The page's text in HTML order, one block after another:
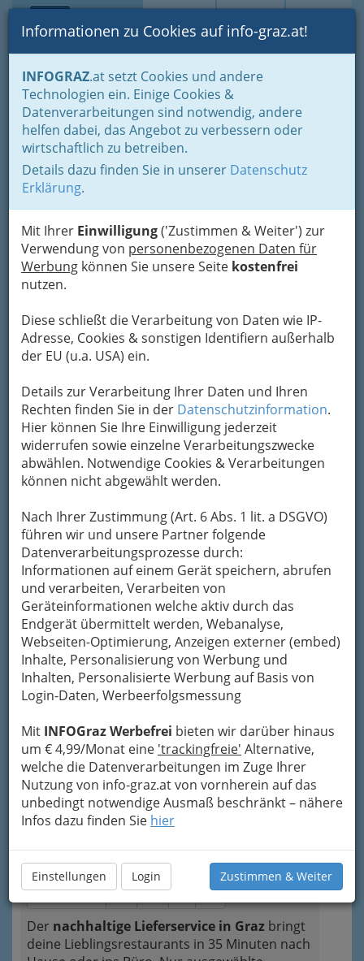
Suche Login Toggle
Informationen zu Cookies auf info-graz.at!
INFOGRAZ.at setzt Cookies und andere
Technologien ein. Einige Cookies &
Datenverarbeitungen sind notwendig, andere
helfen dabei, das Angebot zu verbessern oder
wirtschaftlich zu betreiben.
Details dazu finden Sie in unserer Datenschutz
Erklärung.
Mit Ihrer Einwilligung('Zustimmen & Weiter') zur
Verwendung von personenbezogenen Daten für
Werbung können Sie unsere Seite kostenfrei
nutzen.
Diese schließt die Verarbeitung von Daten wie IP-
Adresse, Cookies & sonstigen Identifiern außerhalb
der EU (u.a. USA) ein.
Details zur Verarbeitung Ihrer Daten und Ihren
Rechten finden Sie in der Datenschutzinformation.
Hier können Sie Ihre Einwilligung jederzeit
widerrufen sowie einzelne Verarbeitungszwecke
abwählen. Notwendige Cookies & Verarbeitungen
können nicht abgewählt werden.
Nach Ihrer Zustimmung (Art. 6 Abs. 1 lit. a DSGVO)
führen wir und unsere Partner folgende
Datenverarbeitungsprozesse durch:
Informationen auf einem Gerät speichern, abrufen
und verarbeiten, Verarbeiten von
Geräteinformationen welche aktiv durch das
Endgerät übermittelt werden, Webanalyse,
Webseiten-Optimierung, Anzeigen externer (embed)
Inhalte, Personalisierung von Werbung und
Inhalten, Personalisierte Werbung auf Basis von
Login-Daten, Werbeerfolgsmessung
Mit INFOGraz Werbefrei bieten wir darüber hinaus
um € 4,99/Monat eine 'trackingfreie' Alternative,
welche die Datenverarbeitungen im Zuge Ihrer
Nutzung von info-graz.at von vornherein auf das
unbedingt notwendige Ausmaß beschränkt – nähere
Infos dazu finden Sie hier
Einstellungen Login Zustimmen & Weiter
Home Branchen
Einkaufen & Schenken - der Handel
Der Handel nach WKO-Gliederung
Lebensmittelhandel
Lebensmitteleinzelhandel
Lebensmitteleinzelhandel
Bezirksauswahl
Alle Bezirke
Floriani-Apotheke - Heinz Musar
Graz
+43 316 283 642
+43 316 282 229
Kategorien
2
Fleischwaren Rinner GmbH
Kaiser-Josef-Platz 11, 8010
Graz
+43 316 826 205
+43 316 826 205
GrazGutschein
Alle Produkte wie Dauerwürste
Schinkenspezialitäten, Wurstwaren,
Grillspezialitäten, Aufstriche und
Fertiggerichte werden im eigenen
Familienbetrieb aus hochwertigen Rohstoffen
Standorte Kategorien
3
Velofood - der nachhaltige
Lieferservice
Hohenwartweg 10, 8054 Graz
+43 660 8399 394
Neugierig?
Der nachhaltige Lieferservice in Graz bringt
deine Lieblingsrestaurants in 35 Minuten nach